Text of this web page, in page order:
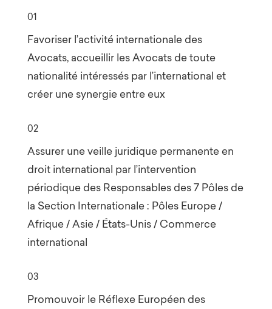
01
Favoriser l’activité internationale des
Avocats, accueillir les Avocats de toute
nationalité intéressés par l’international et
créer une synergie entre eux
02
Assurer une veille juridique permanente en
droit international par l’intervention
périodique des Responsables des 7 Pôles de
la Section Internationale : Pôles Europe /
Afrique / Asie / États-Unis / Commerce
international
03
Promouvoir le Réflexe Européen des